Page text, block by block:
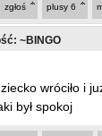
plusy 6
zgłoś
~BINGO
wróciło i
był spokoj